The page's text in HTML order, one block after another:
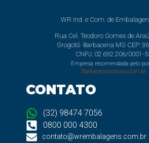
WR Ind. e Com. de
Rua Cel. Teodoro Gomes de
Grogotó Barbacena MG CEP:
CNPJ: 02.692.206/0001-
Empresa recomendada pelo
Barbacenanoticias.com.br
CONTATO
(32) 98474 7056
0800 000 4300
contato@wrembalagens.com.br